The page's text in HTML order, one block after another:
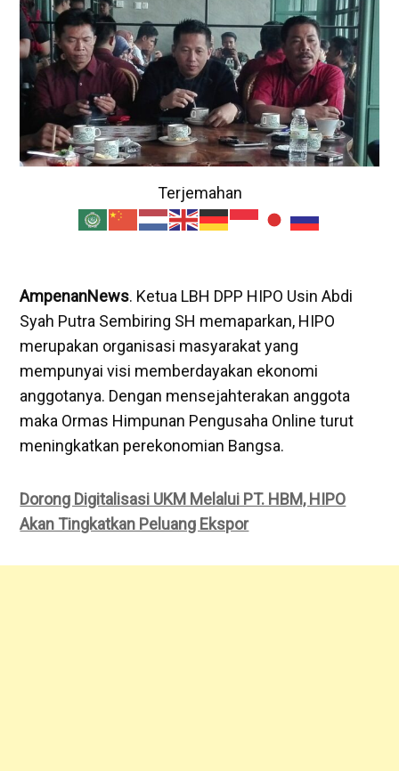
Terjemahan
AmpenanNews. Ketua LBH DPP HIPO Usin Abdi
Syah Putra Sembiring SH memaparkan, HIPO
merupakan organisasi masyarakat yang
mempunyai visi memberdayakan ekonomi
anggotanya. Dengan mensejahterakan anggota
maka Ormas Himpunan Pengusaha Online turut
meningkatkan perekonomian Bangsa.
Dorong Digitalisasi UKM Melalui PT. HBM, HIPO
Akan Tingkatkan Peluang Ekspor